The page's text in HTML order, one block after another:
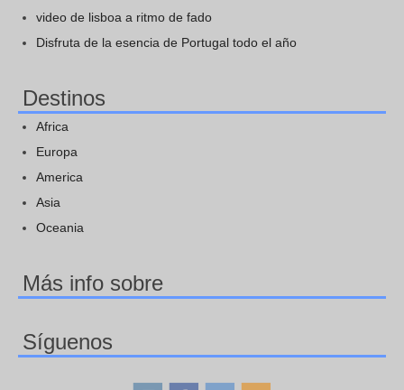
video de lisboa a ritmo de fado
Disfruta de la esencia de Portugal todo el año
Destinos
Africa
Europa
America
Asia
Oceania
Más info sobre
Síguenos